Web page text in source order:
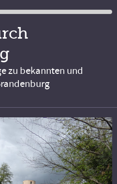
zu bekannten und